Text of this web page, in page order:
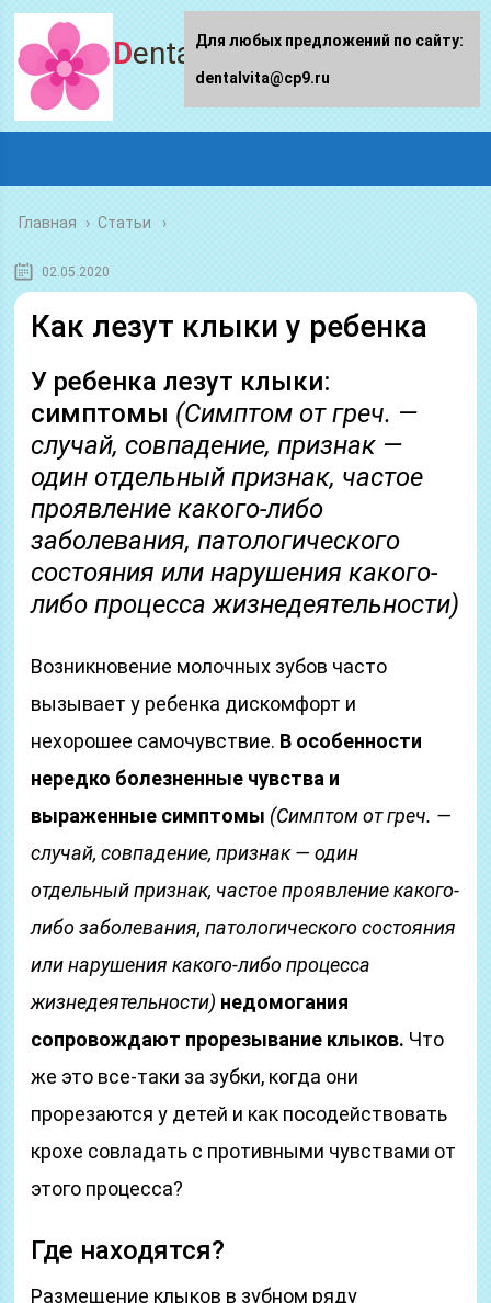
Dentalvita.ru
Главная › Статьи
02.05.2020
Как лезут клыки у ребенка
У ребенка лезут клыки:
симптомы (Симптом от греч. —
случай, совпадение, признак —
один отдельный признак, частое
проявление какого-либо
заболевания, патологического
состояния или нарушения какого-
либо процесса жизнедеятельности)
Возникновение молочных зубов часто
вызывает у ребенка дискомфорт и
нехорошее самочувствие. В особенности
нередко болезненные чувства и
выраженные симптомы (Симптом от греч. —
случай, совпадение, признак — один
отдельный признак, частое проявление какого-
либо заболевания, патологического состояния
или нарушения какого-либо процесса
жизнедеятельности) недомогания
сопровождают прорезывание клыков. Что
же это все-таки за зубки, когда они
прорезаются у детей и как посодействовать
крохе совладать с противными чувствами от
этого процесса?
Где находятся?
Размещение клыков в зубном ряду
Для любых предложений по сайту:
dentalvita@cp9.ru